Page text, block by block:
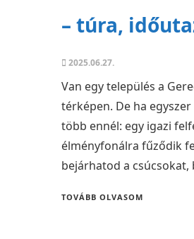
– túra,
2025.06.27.
Van egy település a
térképen. De ha
több ennél: egy igazi
élményfonálra fűződik
bejárhatod a
TOVÁBB OLVASOM